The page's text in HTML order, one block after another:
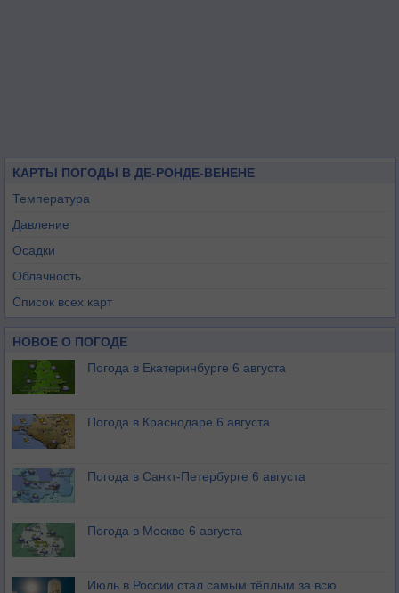
КАРТЫ ПОГОДЫ В ДЕ-РОНДЕ-ВЕНЕНЕ
Температура
Давление
Осадки
Облачность
Список всех карт
НОВОЕ О ПОГОДЕ
Погода в Екатеринбурге 6 августа
Погода в Краснодаре 6 августа
Погода в Санкт-Петербурге 6 августа
Погода в Москве 6 августа
Июль в России стал самым тёплым за всю